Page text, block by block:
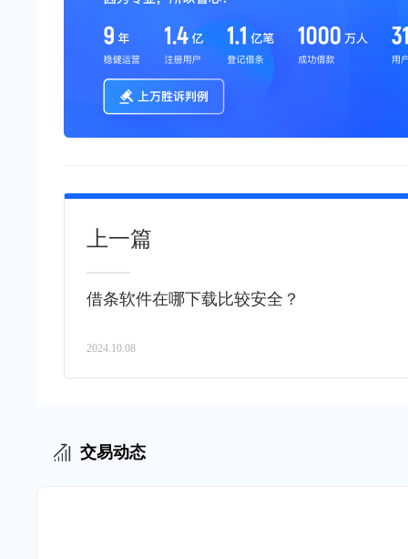
上一篇
借条软件在哪下载比较安全？
2024.10.08
交易动态